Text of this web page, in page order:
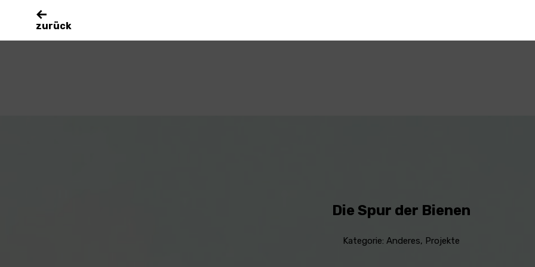
zurück
Die Spur der Bienen
Kategorie: Anderes, Projekte